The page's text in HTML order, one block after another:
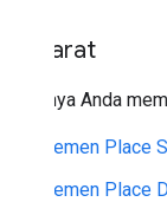
Prasyarat
Sebaiknya Anda
Elemen Place
Elemen Place